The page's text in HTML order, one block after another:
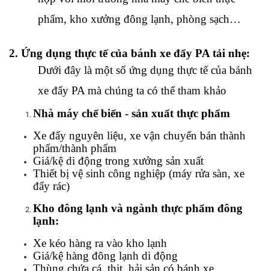
phẩm, kho xưởng đông lạnh, phòng sạch…
2. Ứng dụng thực tế của bánh xe đẩy PA tải nhẹ:
Dưới đây là một số ứng dụng thực tế của bánh
xe đẩy PA mà chúng ta có thể tham khảo
Nhà máy chế biến - sản xuất thực phẩm
Xe đẩy nguyên liệu, xe vận chuyển bán thành
phẩm/thành phẩm
Giá/kệ di động trong xưởng sản xuất
Thiết bị vệ sinh công nghiệp (máy rửa sàn, xe
đẩy rác)
Kho đông lạnh và ngành thực phẩm đông
lạnh:
Xe kéo hàng ra vào kho lạnh
Giá/kệ hàng đông lạnh di động
Thùng chứa cá, thịt, hải sản có bánh xe